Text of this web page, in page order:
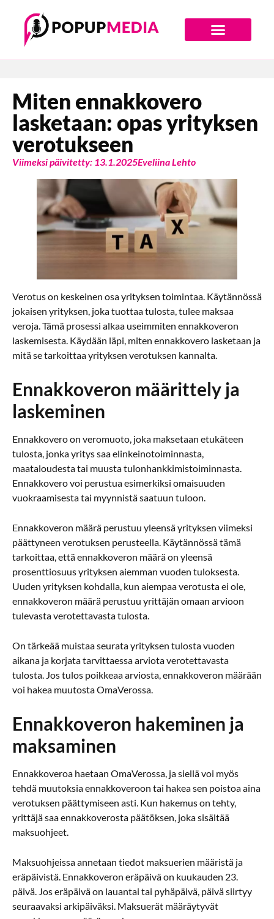
Miten ennakkovero
lasketaan: opas yrityksen
verotukseen
Viimeksi päivitetty: 13.1.2025Eveliina Lehto
Verotus on keskeinen osa yrityksen toimintaa. Käytännössä
jokaisen yrityksen, joka tuottaa tulosta, tulee maksaa
veroja. Tämä prosessi alkaa useimmiten ennakkoveron
laskemisesta. Käydään läpi, miten ennakkovero lasketaan ja
mitä se tarkoittaa yrityksen verotuksen kannalta.
Ennakkoveron määrittely ja
laskeminen
Ennakkovero on veromuoto, joka maksetaan etukäteen
tulosta, jonka yritys saa elinkeinotoiminnasta,
maataloudesta tai muusta tulonhankkimistoiminnasta.
Ennakkovero voi perustua esimerkiksi omaisuuden
vuokraamisesta tai myynnistä saatuun tuloon.
Ennakkoveron määrä perustuu yleensä yrityksen viimeksi
päättyneen verotuksen perusteella. Käytännössä tämä
tarkoittaa, että ennakkoveron määrä on yleensä
prosenttiosuus yrityksen aiemman vuoden tuloksesta.
Uuden yrityksen kohdalla, kun aiempaa verotusta ei ole,
ennakkoveron määrä perustuu yrittäjän omaan arvioon
tulevasta verotettavasta tulosta.
On tärkeää muistaa seurata yrityksen tulosta vuoden
aikana ja korjata tarvittaessa arviota verotettavasta
tulosta. Jos tulos poikkeaa arviosta, ennakkoveron määrään
voi hakea muutosta OmaVerossa.
Ennakkoveron hakeminen ja
maksaminen
Ennakkoveroa haetaan OmaVerossa, ja siellä voi myös
tehdä muutoksia ennakkoveroon tai hakea sen poistoa aina
verotuksen päättymiseen asti. Kun hakemus on tehty,
yrittäjä saa ennakkoverosta päätöksen, joka sisältää
maksuohjeet.
Maksuohjeissa annetaan tiedot maksuerien määristä ja
eräpäivistä. Ennakkoveron eräpäivä on kuukauden 23.
päivä. Jos eräpäivä on lauantai tai pyhäpäivä, päivä siirtyy
seuraavaksi arkipäiväksi. Maksuerät määräytyvät